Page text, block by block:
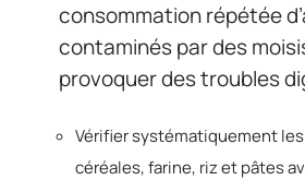
consommation répétée
contaminés par des
provoquer des troubles
Vérifier systématiquement
céréales, farine, riz et pâtes